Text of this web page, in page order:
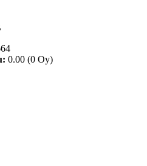
0.00 (0 Oy)